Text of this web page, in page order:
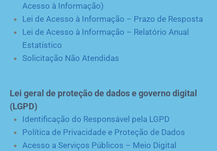
Acesso à Informação)
Lei de Acesso à Informação – Prazo de Resposta
Lei de Acesso à Informação – Relatório Anual
Estatístico
Solicitação Não Atendidas
Lei geral de proteção de dados e governo digital
(LGPD)
Identificação do Responsável pela LGPD
Política de Privacidade e Proteção de Dados
Acesso a Serviços Públicos – Meio Digital